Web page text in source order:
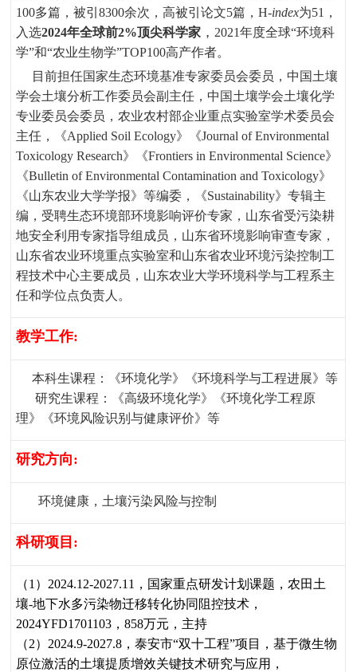
100多篇 ，被引8300余次 ，高被引论文5篇 ，H-index为51，
入选2024年全球前2%顶尖科学家 ，2021年度全球“环境科
学”和“农业生物学”TOP100高产作者。
目前担任国家生态环境基准专家委员会委员 ， 中国土壤
学会土壤分析工作委员会副主任 ， 中国土壤学会土壤化学
专业委员会委员 ，农业农村部企业重点实验室学术委员会
主任 ， 《Applied Soil Ecology》 《Journal of Environmental
Toxicology Research》 《Frontiers in Environmental Science》
《Bulletin of Environmental Contamination and Toxicology》
《山东农业大学学报》等编委 ， 《Sustainability》专辑主
编 ， 受聘生态环境部环境影响评价专家 ， 山东省受污染耕
地安全利用专家指导组成员 ， 山东省环境影响审查专家 ，
山东省农业环境重点实验室和山东省农业环境污染控制工
程技术中心主要成员 ， 山东农业大学环境科学与工程系主
任和学位点负责人 。
教学工作:
本科生课程：《环境化学》《环境科学与工程进展》等
研究生课程：《高级环境化学》《环境化学工程原
理》《环境风险识别与健康评价》等
研究方向:
环境健康， 土壤污染风险与控制
科研项目 :
（1 ） 2024.12-2027.11 ， 国家重点研发计划课题 ，农田土
壤-地下水多污染物迁移转化协同阻控技术 ，
2024YFD1701103 ，858万元 ， 主持
（2） 2024.9-2027.8 ，泰安市“双十工程”项目 ，基于微生物
原位激活的土壤提质增效关键技术研究与应用 ，